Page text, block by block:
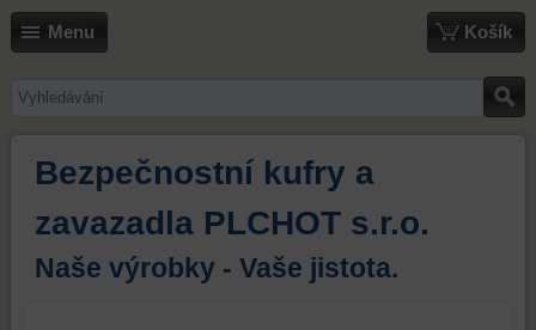
Menu Košík
Bezpečnostní kufry a
zavazadla PLCHOT s.r.o.
Naše výrobky - Vaše jistota.